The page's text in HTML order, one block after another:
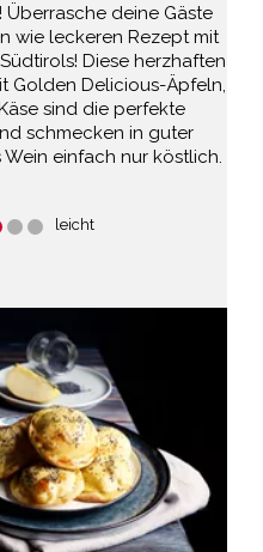
Überrasche deine Gäste
wie leckeren Rezept mit
Diese herzhaften
Golden Delicious-Äpfeln,
sind die perfekte
schmecken in guter
einfach nur köstlich.
leicht